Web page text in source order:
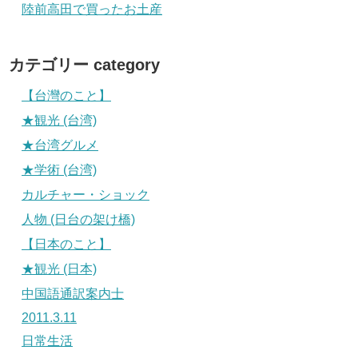
陸前高田で買ったお土産
カテゴリー category
【台灣のこと】
★観光 (台湾)
★台湾グルメ
★学術 (台湾)
カルチャー・ショック
人物 (日台の架け橋)
【日本のこと】
★観光 (日本)
中国語通訳案内士
2011.3.11
日常生活